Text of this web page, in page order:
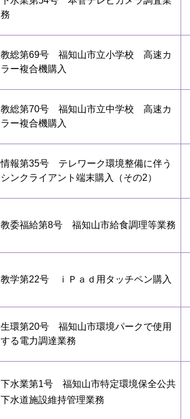
務
教総第69号 福知山市立小学校 高速カ
ラー複合機購入
教総第70号 福知山市立中学校 高速カ
ラー複合機購入
情報第35号 テレワーク環境整備に伴う
シンクライアント端末購入（その2）
教委福給第8号 福知山市給食調理等業務
教学第22号 ｉＰａｄ用タッチペン購入
生環第20号 福知山市環境パークで使用
する電力調達業務
下水業第1号 福知山市特定環境保全公共
下水道施設維持管理業務